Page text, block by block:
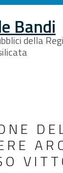
Bandi
della